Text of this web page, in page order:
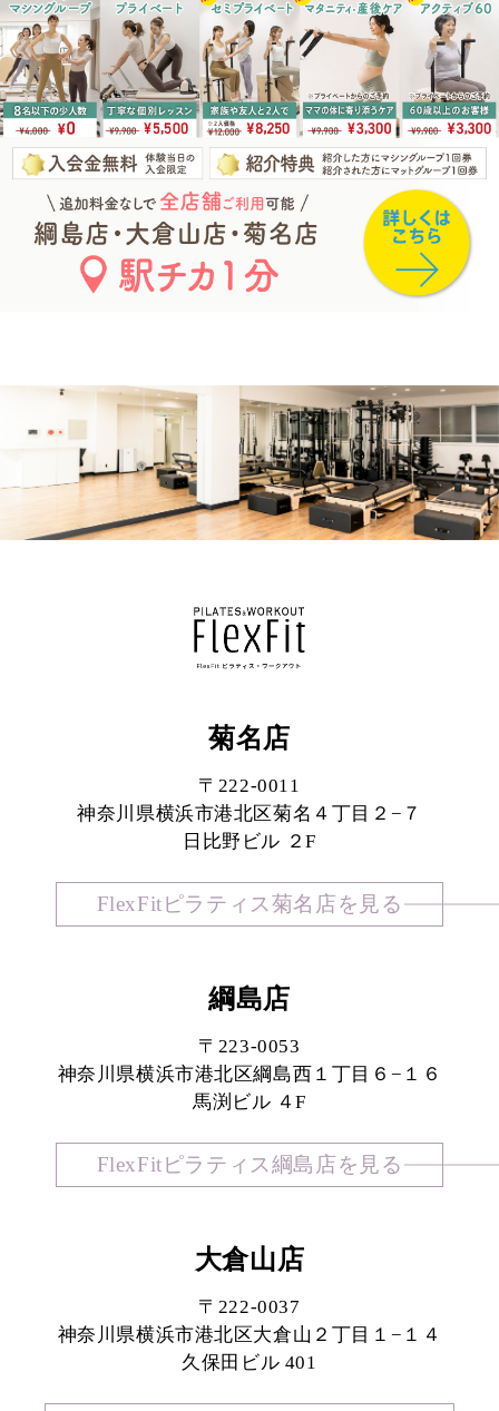
菊名店
〒222-0011
神奈川県横浜市港北区菊名４丁目２−７
日比野ビル ２F
FlexFitピラティス菊名店を見る
綱島店
〒223-0053
神奈川県横浜市港北区綱島西１丁目６−１６
馬渕ビル ４F
FlexFitピラティス綱島店を見る
大倉山店
〒222-0037
神奈川県横浜市港北区大倉山２丁目１−１４
久保田ビル 401